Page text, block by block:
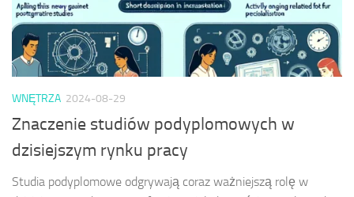
WNĘTRZA 2024-08-29
Znaczenie studiów podyplomowych w
dzisiejszym rynku pracy
Studia podyplomowe odgrywają coraz ważniejszą rolę w